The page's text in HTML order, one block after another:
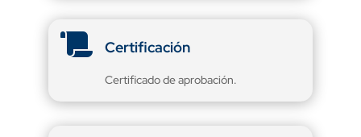
 Certificación
Certificado de aprobación.